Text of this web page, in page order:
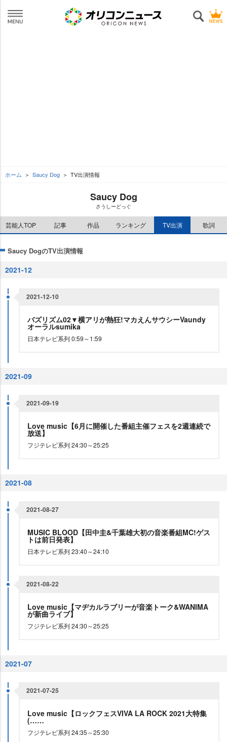
ホーム Saucy Dog TV出演情報
Saucy Dog
さうしーどっぐ
芸能人TOP 記事 作品 ランキング TV出演 歌詞
Saucy DogのTV出演情報
2021-12
2021-12-10
バズリズム02▼横アリが熱狂!マカえんサウシーVaundy
オーラルsumika
日本テレビ系列 0:59～1:59
2021-09
2021-09-19
Love music【6月に開催した番組主催フェスを2週連続で
放送】
フジテレビ系列 24:30～25:25
2021-08
2021-08-27
MUSIC BLOOD【田中圭&千葉雄大初の音楽番組MC!ゲス
トは前日発表】
日本テレビ系列 23:40～24:10
2021-08-22
Love music【マヂカルラブリーが音楽トーク&WANIMA
が新曲ライブ】
フジテレビ系列 24:30～25:25
2021-07
2021-07-25
Love music【ロックフェスVIVA LA ROCK 2021大特集
(……
フジテレビ系列 24:35～25:30